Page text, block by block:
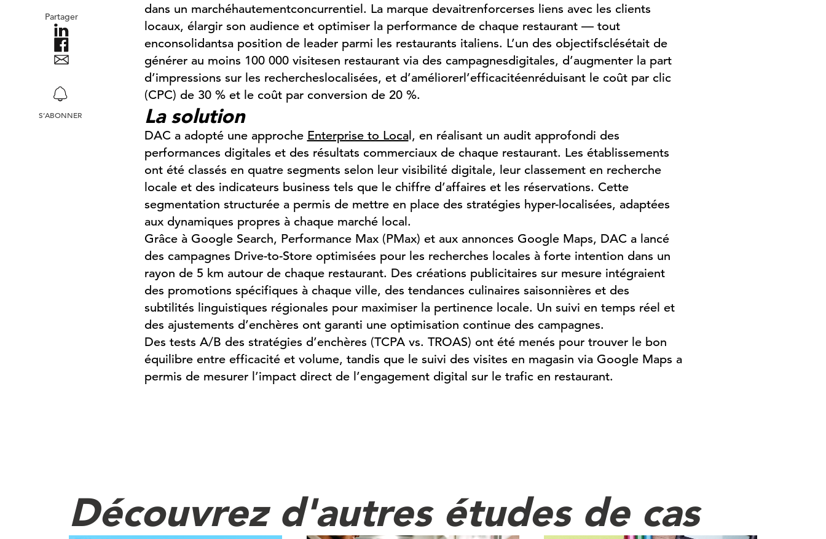
Partager
S’ABONNER
dans un marchéhautementconcurrentiel. La marque devaitrenforcerses liens avec les clients
locaux, élargirson audience et optimiser la performance de chaquerestaurant — tout
enconsolidantsaposition de leader parmi les restaurants italiens. L’un des objectifsclésétaitde
générerau moins 100 000 visitesen restaurant via des campagnesdigitales, d’augmenterla part
d’impressions sur les rechercheslocalisées, et d’améliorerl’efficacitéenréduisantle coûtpar clic
(CPC) de 30 % et le coûtpar conversion de 20 %.
La solution
DAC a adopté une approche Enterprise to Local, en réalisant un audit approfondi des
performances digitales et des résultats commerciaux de chaque restaurant. Les établissements
ont été classés en quatre segments selon leur visibilité digitale, leur classement en recherche
locale et des indicateurs business tels que le chiffre d’affaires et les réservations. Cette
segmentation structurée a permis de mettre en place des stratégies hyper-localisées, adaptées
aux dynamiques propres à chaque marché local.
Grâce à Google Search, Performance Max (PMax) et aux annonces Google Maps, DAC a lancé
des campagnes Drive-to-Store optimisées pour les recherches locales à forte intention dans un
rayon de 5 km autour de chaque restaurant. Des créations publicitaires sur mesure intégraient
des promotions spécifiques à chaque ville, des tendances culinaires saisonnières et des
subtilités linguistiques régionales pour maximiser la pertinence locale. Un suivi en temps réel et
des ajustements d’enchères ont garanti une optimisation continue des campagnes.
Des tests A/B des stratégies d’enchères (TCPA vs. TROAS) ont été menés pour trouver le bon
équilibre entre efficacité et volume, tandis que le suivi des visites en magasin via Google Maps a
permis de mesurer l’impact direct de l’engagement digital sur le trafic en restaurant.
Découvrez d'autres études de cas